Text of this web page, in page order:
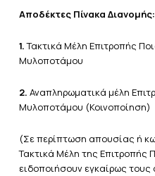
Αποδέκτες Πίνακα Διανομής:
1.Τακτικά Μέλη Επιτροπής
Μυλοποτάμου
2. Αναπληρωματικά μέλη
Μυλοποτάμου (Κοινοποίηση)
(Σε περίπτωση απουσίας ή
Τακτικά Μέλη της Επιτροπής
ειδοποιήσουν εγκαίρως